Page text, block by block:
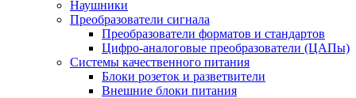
Наушники
Преобразователи сигнала
Преобразователи форматов и стандартов
Цифро-аналоговые преобразователи (ЦАПы)
Системы качественного питания
Блоки розеток и разветвители
Внешние блоки питания